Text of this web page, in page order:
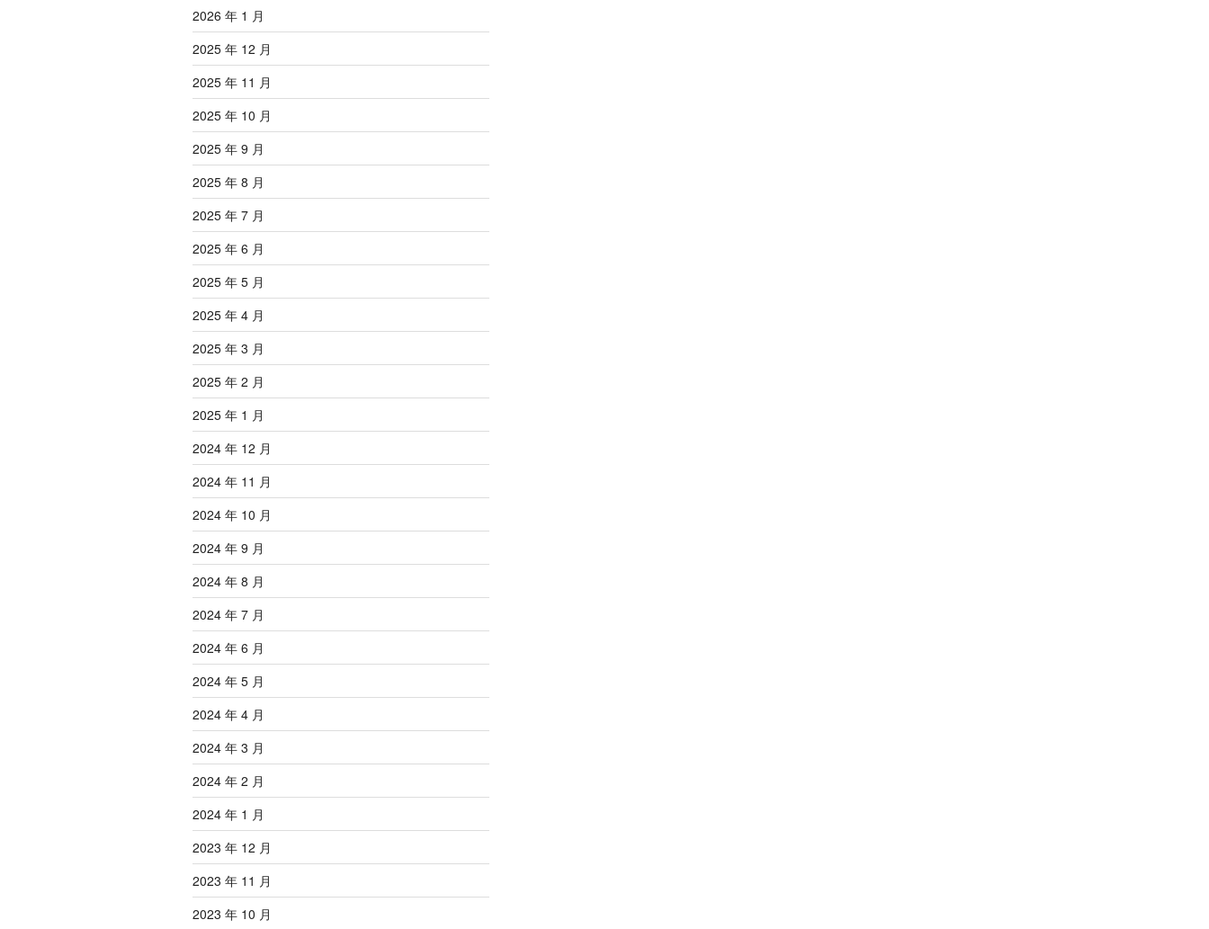
2026 年 1 月
2025 年 12 月
2025 年 11 月
2025 年 10 月
2025 年 9 月
2025 年 8 月
2025 年 7 月
2025 年 6 月
2025 年 5 月
2025 年 4 月
2025 年 3 月
2025 年 2 月
2025 年 1 月
2024 年 12 月
2024 年 11 月
2024 年 10 月
2024 年 9 月
2024 年 8 月
2024 年 7 月
2024 年 6 月
2024 年 5 月
2024 年 4 月
2024 年 3 月
2024 年 2 月
2024 年 1 月
2023 年 12 月
2023 年 11 月
2023 年 10 月